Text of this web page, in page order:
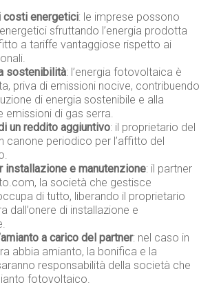
costi energetici: le imprese possono
sfruttando l’energia prodotta
a tariffe vantaggiose rispetto ai
sostenibilità: l’energia fotovoltaica è
priva di emissioni nocive, contribuendo
di energia sostenibile e alla
emissioni di gas serra.
un reddito aggiuntivo: il proprietario del
canone periodico per l’affitto del
installazione e manutenzione: il partner
la società che gestisce
di tutto, liberando il proprietario
dall’onere di installazione e
a carico del partner: nel caso in
abbia amianto, la bonifica e la
responsabilità della società che
fotovoltaico.